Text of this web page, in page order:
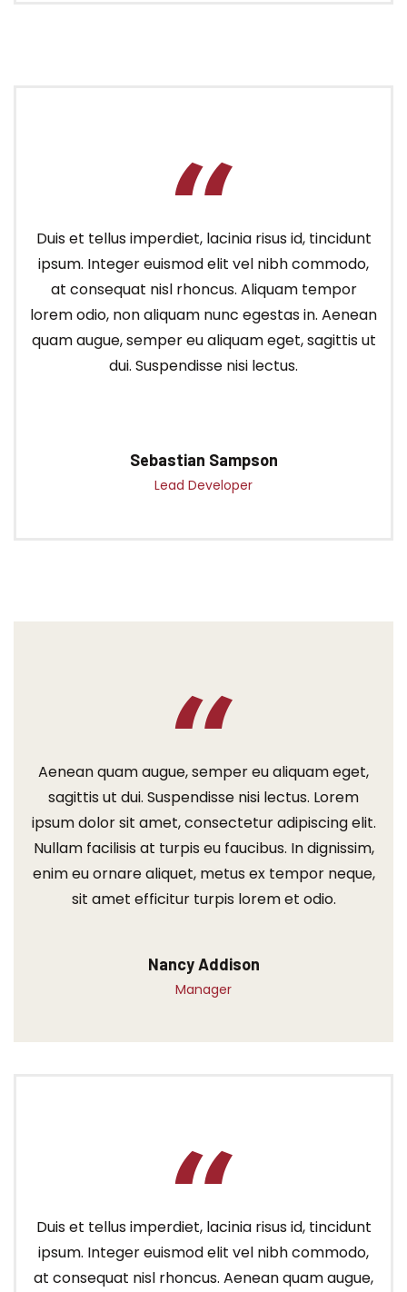
Duis et tellus imperdiet, lacinia risus id, tincidunt
ipsum. Integer euismod elit vel nibh commodo,
at consequat nisl rhoncus. Aliquam tempor
lorem odio, non aliquam nunc egestas in. Aenean
quam augue, semper eu aliquam eget, sagittis ut
dui. Suspendisse nisi lectus.
Sebastian Sampson
Lead Developer
Aenean quam augue, semper eu aliquam eget,
sagittis ut dui. Suspendisse nisi lectus. Lorem
ipsum dolor sit amet, consectetur adipiscing elit.
Nullam facilisis at turpis eu faucibus. In dignissim,
enim eu ornare aliquet, metus ex tempor neque,
sit amet efficitur turpis lorem et odio.
Nancy Addison
Manager
Duis et tellus imperdiet, lacinia risus id, tincidunt
ipsum. Integer euismod elit vel nibh commodo,
at consequat nisl rhoncus. Aenean quam augue,